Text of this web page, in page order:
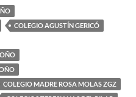
COLEGIO AGUSTÍN GERICÓ
COLEGIO MADRE ROSA MOLAS ZGZ